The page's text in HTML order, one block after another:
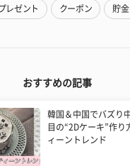
レゼント クーポン 貯
おすすめの記事
韓国＆中国でバズり
目の“2Dケーキ”作り
ィーントレンド